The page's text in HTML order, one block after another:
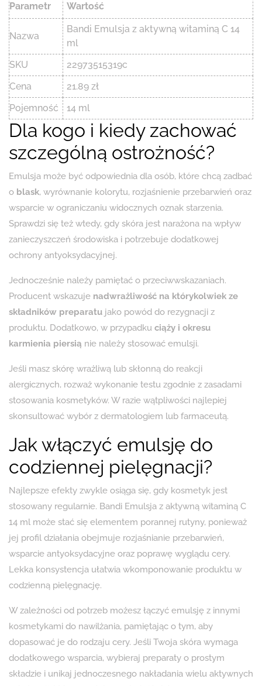
Parametr Wartość
Nazwa
Bandi Emulsja z aktywną witaminą C 14
ml
SKU
22973515319c
Cena
21.89 zł
Pojemność
14 ml
Dla kogo i kiedy zachować
szczególną ostrożność?
Emulsja może być odpowiednia dla osób, które chcą zadbać
o blask, wyrównanie kolorytu, rozjaśnienie przebarwień oraz
wsparcie w ograniczaniu widocznych oznak starzenia.
Sprawdzi się też wtedy, gdy skóra jest narażona na wpływ
zanieczyszczeń środowiska i potrzebuje dodatkowej
ochrony antyoksydacyjnej.
Jednocześnie należy pamiętać o przeciwwskazaniach.
Producent wskazuje nadwrażliwość na którykolwiek ze
składników preparatu jako powód do rezygnacji z
produktu. Dodatkowo, w przypadku ciąży i okresu
karmienia piersią nie należy stosować emulsji.
Jeśli masz skórę wrażliwą lub skłonną do reakcji
alergicznych, rozważ wykonanie testu zgodnie z zasadami
stosowania kosmetyków. W razie wątpliwości najlepiej
skonsultować wybór z dermatologiem lub farmaceutą.
Jak włączyć emulsję do
codziennej pielęgnacji?
Najlepsze efekty zwykle osiąga się, gdy kosmetyk jest
stosowany regularnie. Bandi Emulsja z aktywną witaminą C
14 ml może stać się elementem porannej rutyny, ponieważ
jej profil działania obejmuje rozjaśnianie przebarwień,
wsparcie antyoksydacyjne oraz poprawę wyglądu cery.
Lekka konsystencja ułatwia wkomponowanie produktu w
codzienną pielęgnację.
W zależności od potrzeb możesz łączyć emulsję z innymi
kosmetykami do nawilżania, pamiętając o tym, aby
dopasować je do rodzaju cery. Jeśli Twoja skóra wymaga
dodatkowego wsparcia, wybieraj preparaty o prostym
składzie i unikaj jednoczesnego nakładania wielu aktywnych